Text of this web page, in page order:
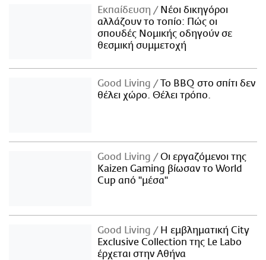
Εκπαίδευση
Νέοι δικηγόροι
αλλάζουν το τοπίο: Πώς οι
σπουδές Νομικής οδηγούν σε
θεσμική συμμετοχή
Good Living
Το BBQ στο σπίτι δεν
θέλει χώρο. Θέλει τρόπο.
Good Living
Οι εργαζόμενοι της
Kaizen Gaming βίωσαν το World
Cup από "μέσα"
Good Living
Η εμβληματική City
Exclusive Collection της Le Labo
έρχεται στην Αθήνα